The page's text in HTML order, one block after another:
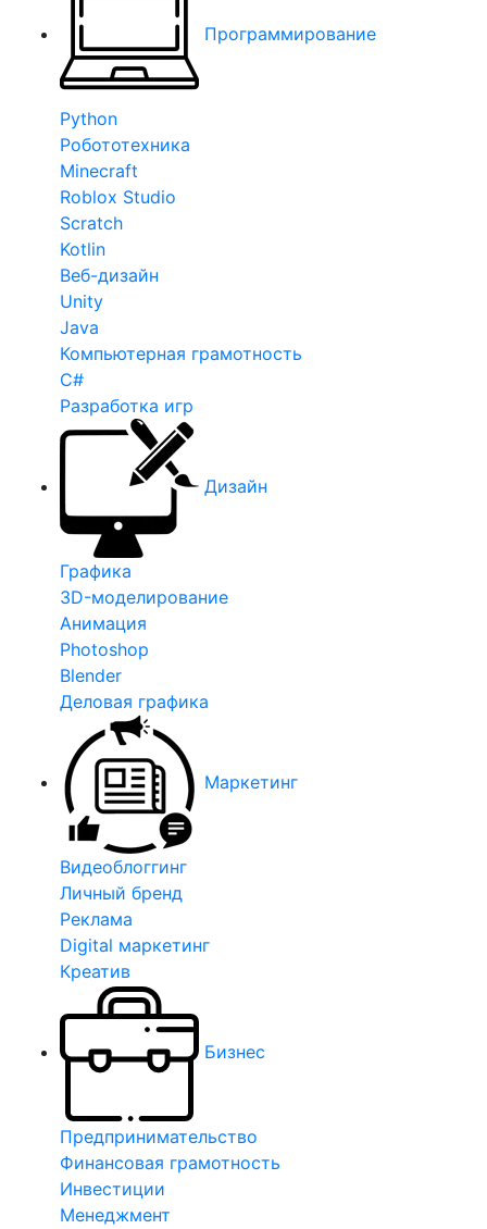
Программирование
Python
Робототехника
Minecraft
Roblox Studio
Scratch
Kotlin
Веб-дизайн
Unity
Java
Компьютерная грамотность
C#
Разработка игр
Дизайн
Графика
3D-моделирование
Анимация
Photoshop
Blender
Деловая графика
Маркетинг
Видеоблоггинг
Личный бренд
Реклама
Digital маркетинг
Креатив
Бизнес
Предпринимательство
Финансовая грамотность
Инвестиции
Менеджмент